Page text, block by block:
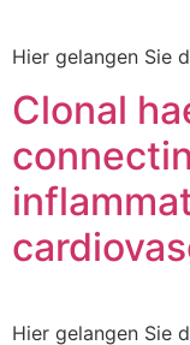
Hier gelangen Sie
Clonal
Hier gelangen Sie